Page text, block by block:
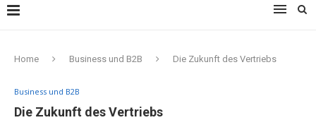
Home Business und B2B Die Zukunft des Vertriebs
Business und B2B
Die Zukunft des Vertriebs